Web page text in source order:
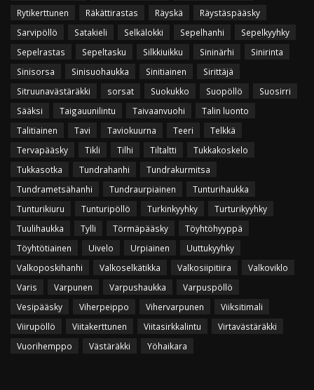
Rytikerttunen
Räkättirastas Räyskä
Räystäspääsky
Sarvipöllö
Satakieli Selkälokki Sepelhanhi
Sepelkyyhky
Sepelrastas
Sepeltasku Silkkiuikku Sininärhi
Sinirinta
Sinisorsa
Sinisuohaukka Sinitiainen
Sirittäjä
Sitruunavästäräkki
sorsat Suokukko Suopöllö
Suosirri
Sääksi
Taigauunilintu Taivaanvuohi
Talin luonto
Talitiainen
Tavi Taviokuurna Teeri
Telkkä
Tervapääsky
Tikli Tilhi Tiltaltti
Tukkakoskelo
Tukkasotka
Tundrahanhi
Tundrakurmitsa
Tundrametsähanhi
Tundraurpiainen
Tunturihaukka
Tunturikiuru
Tunturipöllö Turkinkyyhky
Turturikyyhky
Tuulihaukka
Tylli Törmäpääsky
Töyhtöhyyppä
Töyhtötiainen
Uivelo Urpiainen
Uuttukyyhky
Valkoposkihanhi
Valkoselkätikka Valkosiipitiira
Valkoviklo
Varis
Varpunen Varpushaukka
Varpuspöllö
Vesipääsky
Viherpeippo Vihervarpunen
Viiksitimali
Viirupöllö
Viitakerttunen Viitasirkkalintu
Virtavästäräkki
Vuorihemppo
Västäräkki Yöhaikara